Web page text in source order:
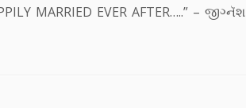
MARRIED EVER AFTER…..” – જીગ્નૅશ